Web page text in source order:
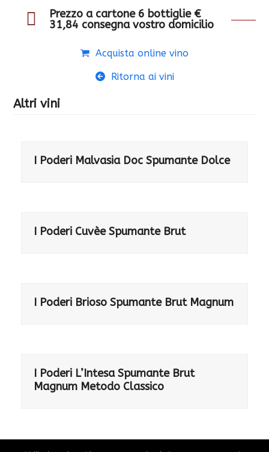
Prezzo a cartone 6 bottiglie €
31,84 consegna vostro domicilio
Acquista online vino
Ritorna ai vini
Altri vini
I Poderi Malvasia Doc Spumante Dolce
I Poderi Cuvèe Spumante Brut
I Poderi Brioso Spumante Brut Magnum
I Poderi L’Intesa Spumante Brut
Magnum Metodo Classico